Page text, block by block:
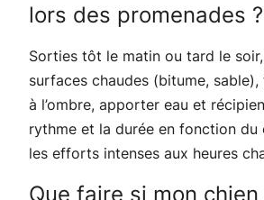
lors des promenades ?
Sorties tôt le matin ou tard le
surfaces chaudes (bitume,
à l’ombre, apporter eau et
rythme et la durée en fonction du
les efforts intenses aux heures
Que faire si mon chien